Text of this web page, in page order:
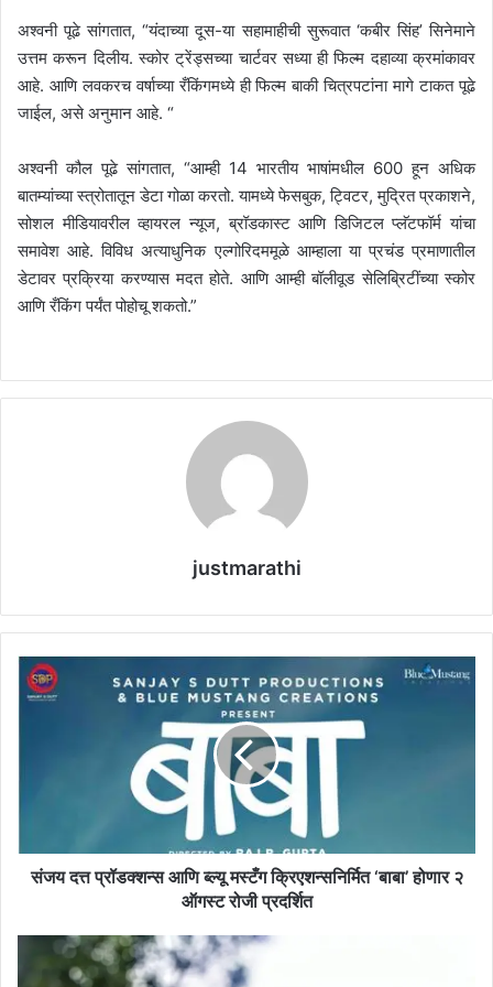
अश्वनी पूढे सांगतात, “यंदाच्या दूस-या सहामाहीची सुरूवात ‘कबीर सिंह’ सिनेमाने
उत्तम करून दिलीय. स्कोर ट्रेंड्सच्या चार्टवर सध्या ही फिल्म दहाव्या क्रमांकावर
आहे. आणि लवकरच वर्षाच्या रँकिंगमध्ये ही फिल्म बाकी चित्रपटांना मागे टाकत पूढे
जाईल, असे अनुमान आहे. “
अश्वनी कौल पूढे सांगतात, “आम्ही 14 भारतीय भाषांमधील 600 हून अधिक
बातम्यांच्या स्त्रोतातून डेटा गोळा करतो. यामध्ये फेसबुक, ट्विटर, मुद्रित प्रकाशने,
सोशल मीडियावरील व्हायरल न्यूज, ब्रॉडकास्ट आणि डिजिटल प्लॅटफॉर्म यांचा
समावेश आहे. विविध अत्याधुनिक एल्गोरिदममूळे आम्हाला या प्रचंड प्रमाणातील
डेटावर प्रक्रिया करण्यास मदत होते. आणि आम्ही बॉलीवूड सेलिब्रिटींच्या स्कोर
आणि रँकिंग पर्यंत पोहोचू शकतो.”
justmarathi
सं
ज
न्स
आसंजय दत्त प्रॉडक्शन्स आणि ब्ल्यू मस्टँग क्रिएशन्सनिर्मित ‘बाबा’ होणार २
ऑगस्ट रोजी प्रदर्शित